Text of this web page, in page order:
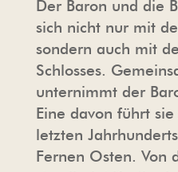
Der Baron und die
sich nicht nur mit
sondern auch mit
Schlosses.
unternimmt der
Eine davon führt
letzten
Fernen Osten. Von